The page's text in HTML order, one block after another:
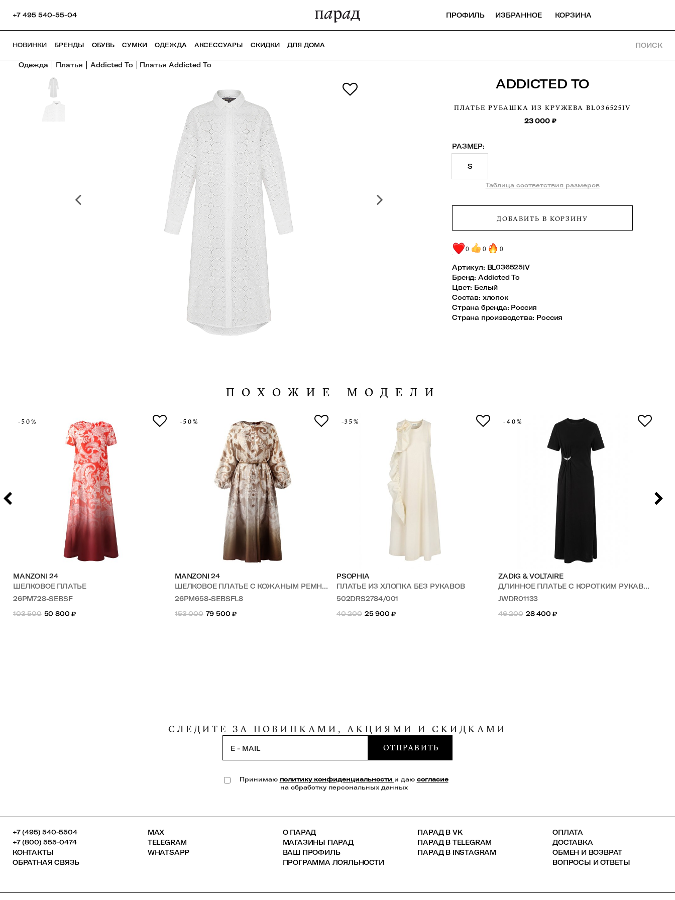
+7 495 540-55-04 ПРОФИЛЬ ИЗБРАННОЕ КОРЗИНА
НОВИНКИ БРЕНДЫ ОБУВЬ СУМКИ ОДЕЖДА АКСЕССУАРЫ СКИДКИ ДЛЯ ДОМА ПОИСК
Одежда Платья Addicted To Платья Addicted To
ADDICTED TO
ПЛАТЬЕ РУБАШКА ИЗ КРУЖЕВА BL036525IV
23 000₽
РАЗМЕР:
S
Таблица соответствия размеров
ДОБАВИТЬ В КОРЗИНУ
0 0 0
Артикул: BL036525IV
Бренд: Addicted To
Цвет: Белый
Состав: хлопок
Страна бренда: Россия
Страна производства: Россия
ПОХОЖИЕ МОДЕЛИ
-50%
MANZONI 24
ШЕЛКОВОЕ ПЛАТЬЕ
26PM728-SEBSF
103 500
50 800 ₽
-50%
MANZONI 24
ШЕЛКОВОЕ ПЛАТЬЕ С КОЖАНЫМ РЕМНЕМ
26PM658-SEBSFL8
153 000
79 500 ₽
-35%
PSOPHIA
ПЛАТЬЕ ИЗ ХЛОПКА БЕЗ РУКАВОВ
502DRS2784/001
40 200
25 900 ₽
-40%
ZADIG & VOLTAIRE
ДЛИННОЕ ПЛАТЬЕ С КОРОТКИМ РУКАВОМ ИЗ ХЛОПКА
JWDR01133
46 200
28 400 ₽
СЛЕДИТЕ ЗА НОВИНКАМИ, АКЦИЯМИ И СКИДКАМИ
E - MAIL ОТПРАВИТЬ
Принимаю политику конфиденциальности и даю согласие
на обработку персональных данных
+7 (495) 540-5504
+7 (800) 555-0474
КОНТАКТЫ
ОБРАТНАЯ СВЯЗЬ
MAX
TELEGRAM
WHATSAPP
О ПАРАД
МАГАЗИНЫ ПАРАД
ВАШ ПРОФИЛЬ
ПРОГРАММА ЛОЯЛЬНОСТИ
ПАРАД В VK
ПАРАД В TELEGRAM
ПАРАД В INSTAGRAM
ОПЛАТА
ДОСТАВКА
ОБМЕН И ВОЗВРАТ
ВОПРОСЫ И ОТВЕТЫ